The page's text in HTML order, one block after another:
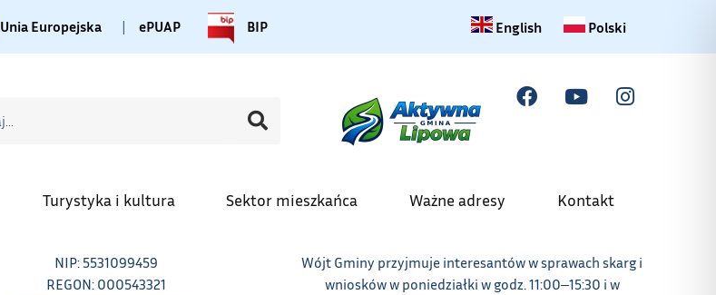
Unia Europejska | ePUAP BIP Change language to English
English Zmiana języka na polski
Polski
Turystyka i kultura Sektor mieszkańca Ważne adresy Kontakt
NIP: 5531099459
REGON: 000543321
Wójt Gminy przyjmuje interesantów w sprawach skarg i
wniosków w poniedziałki w godz. 11:00‒15:30 i w